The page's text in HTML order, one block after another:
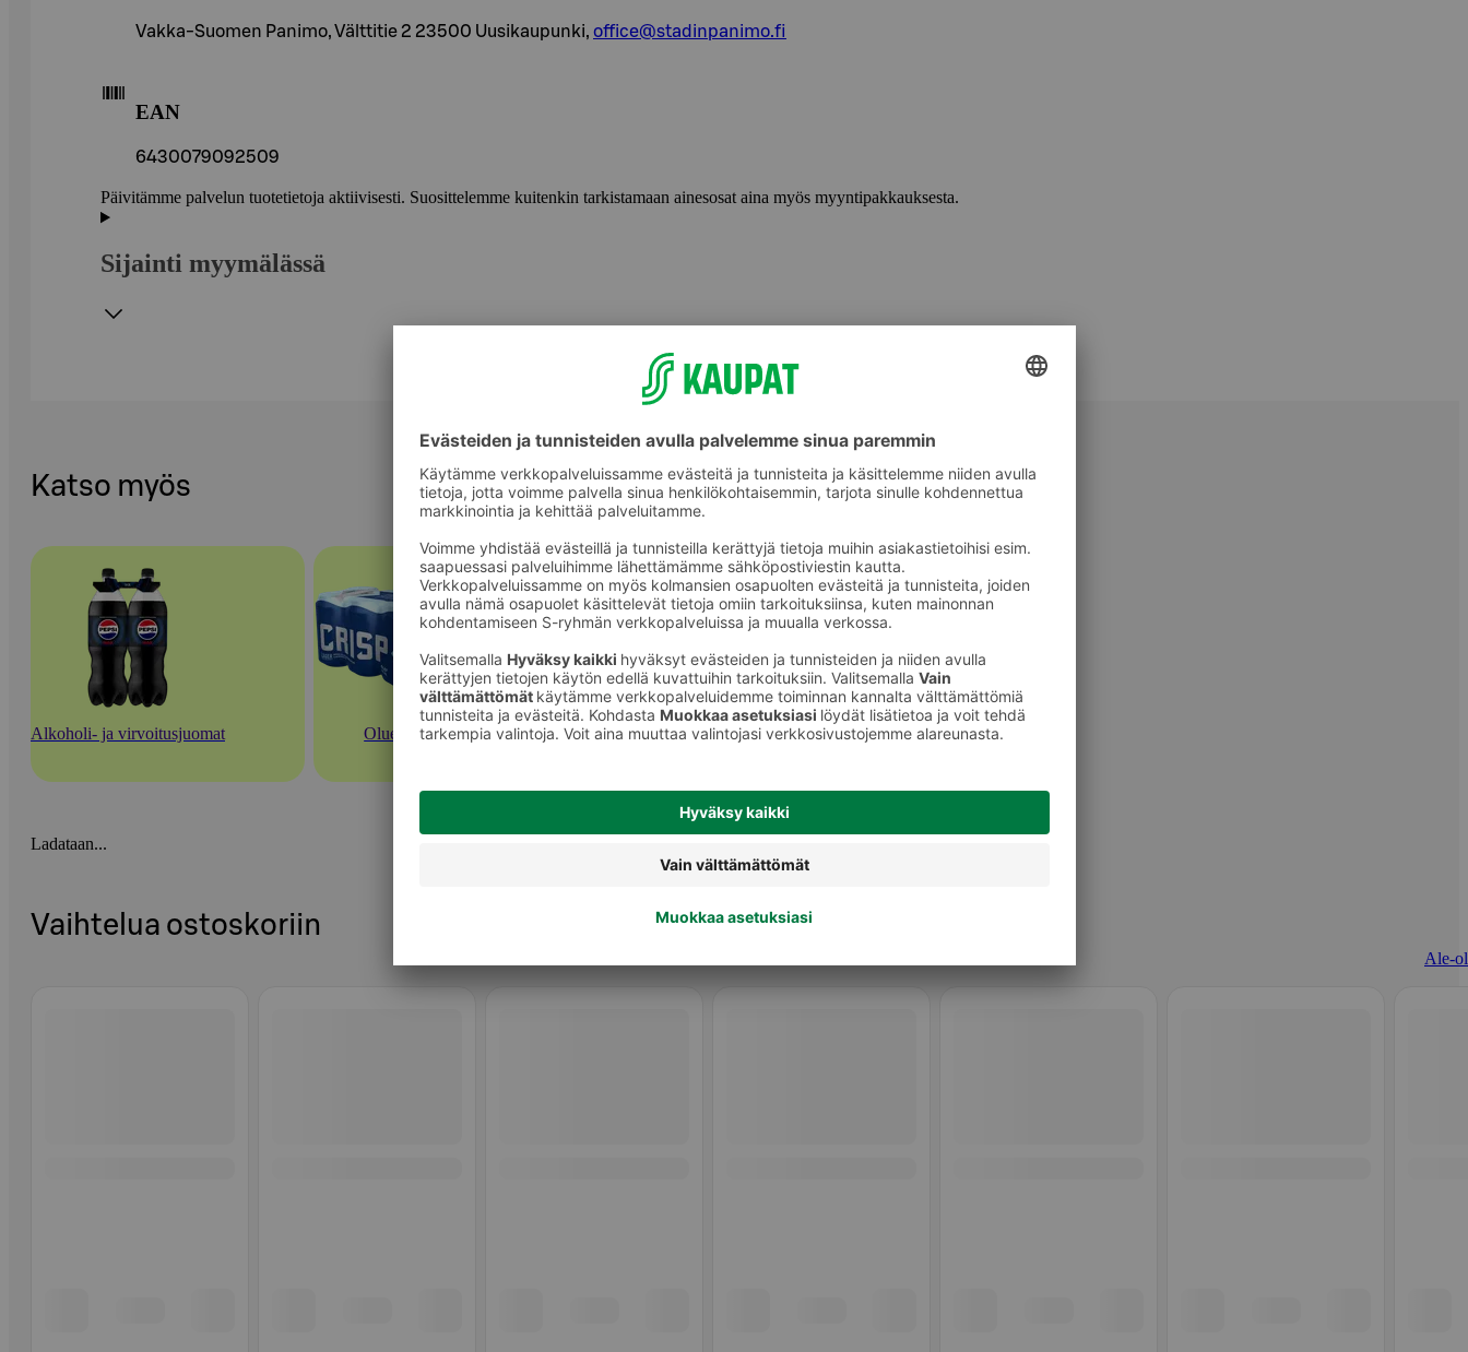
Vakka-Suomen Panimo, Välttitie 2 23500 Uusikaupunki, office@stadinpanimo.fi
EAN
6430079092509
Päivitämme palvelun tuotetietoja aktiivisesti. Suosittelemme kuitenkin tarkistamaan ainesosat aina myös myyntipakkauksesta.
Sijainti myymälässä
Katso myös
Alkoholi- ja virvoitusjuomat Oluet Ale-olut
Ladataan...
Vaihtelua ostoskoriin
Ale-